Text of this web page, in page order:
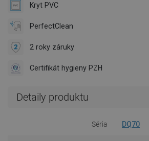
Kryt PVC
PerfectClean
2 roky záruky
Certifikát hygieny PZH
Detaily produktu
Séria DQ70